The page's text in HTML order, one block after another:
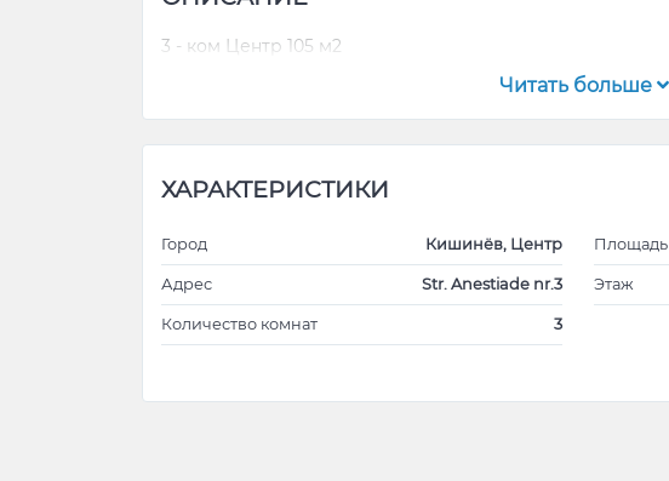
3 - ком Центр 105 м2
Читать больше
ХАРАКТЕРИСТИКИ
Город Кишинёв, Центр
Адрес Str. Anestiade nr.3
Количество комнат 3
Площадь
Этаж